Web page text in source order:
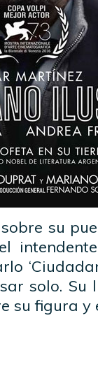
su
solo. Su
su figura y